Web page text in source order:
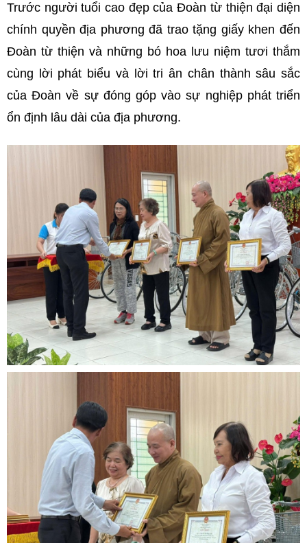
Trước người tuổi cao đẹp của Đoàn từ thiện đại diện
chính quyền địa phương đã trao tặng giấy khen đến
Đoàn từ thiện và những bó hoa lưu niệm tươi thắm
cùng lời phát biểu và lời tri ân chân thành sâu sắc
của Đoàn về sự đóng góp vào sự nghiệp phát triển
ổn định lâu dài của địa phương.